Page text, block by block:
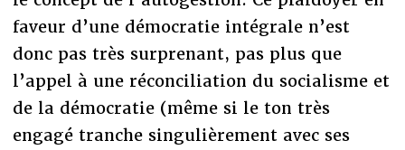
faveur d’une démocratie intégrale n’est
donc pas très surprenant, pas plus que
l’appel à une réconciliation du socialisme et
de la démocratie (même si le ton très
engagé tranche singulièrement avec ses